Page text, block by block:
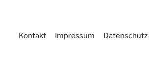
Kontakt Impressum Datenschutz